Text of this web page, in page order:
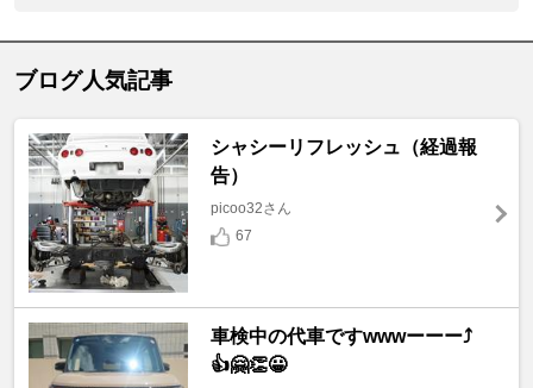
ブログ人気記事
シャシーリフレッシュ（経過報
告）
picoo32さん
67
車検中の代車ですwwwーーー⤴️
👍🤗👏😀